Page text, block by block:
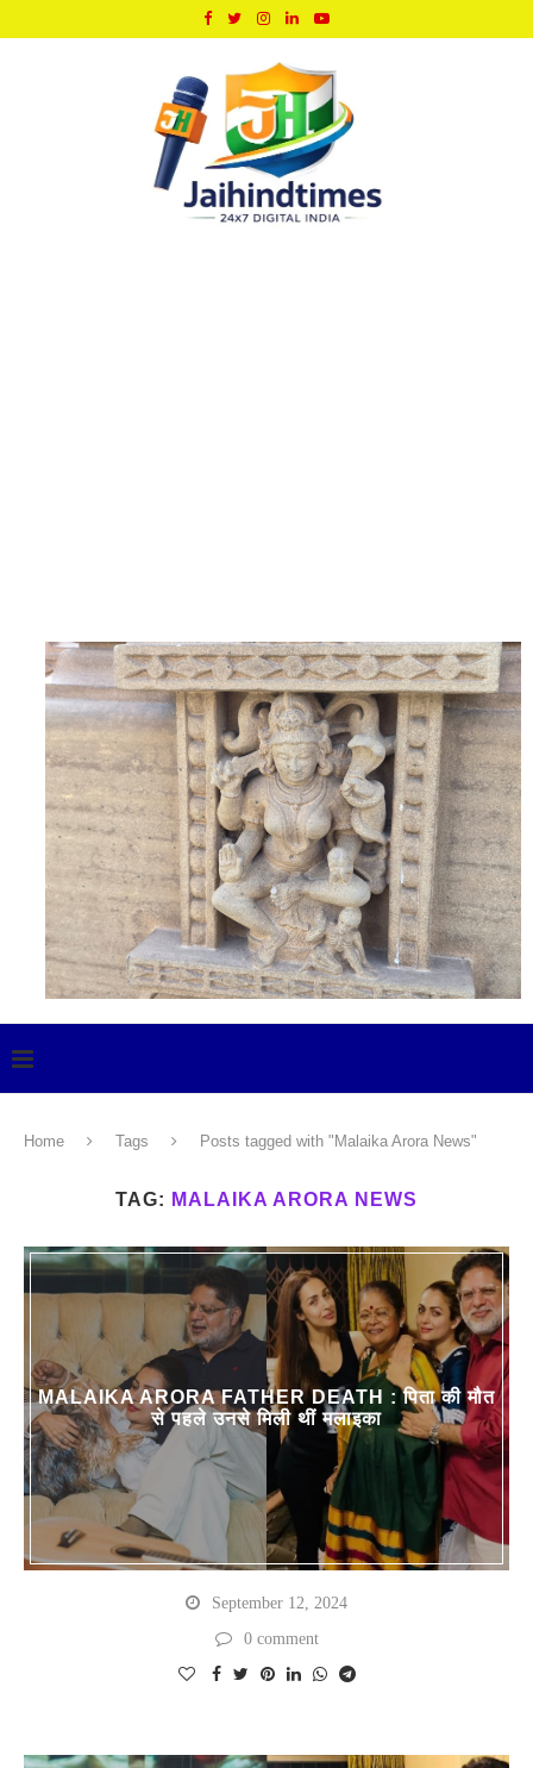
Home Tags Posts tagged with "Malaika Arora News"
TAG: MALAIKA ARORA NEWS
MALAIKA ARORA FATHER DEATH : पिता की मौत
से पहले उनसे मिली थीं मलाइका
September 12, 2024
0 comment